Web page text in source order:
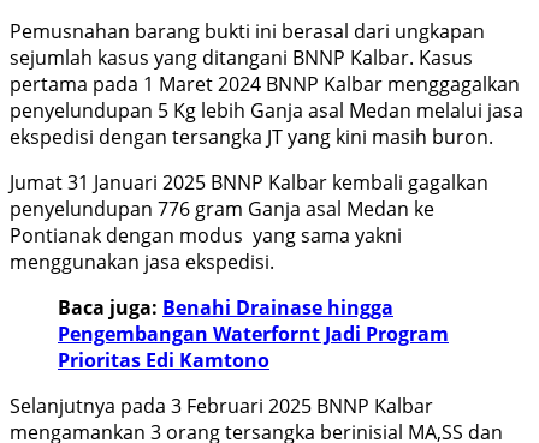
Pemusnahan barang bukti ini berasal dari ungkapan
sejumlah kasus yang ditangani BNNP Kalbar. Kasus
pertama pada 1 Maret 2024 BNNP Kalbar menggagalkan
penyelundupan 5 Kg lebih Ganja asal Medan melalui jasa
ekspedisi dengan tersangka JT yang kini masih buron.
Jumat 31 Januari 2025 BNNP Kalbar kembali gagalkan
penyelundupan 776 gram Ganja asal Medan ke
Pontianak dengan modus yang sama yakni
menggunakan jasa ekspedisi.
Baca juga: Benahi Drainase hingga
Pengembangan Waterfornt Jadi Program
Prioritas Edi Kamtono
Selanjutnya pada 3 Februari 2025 BNNP Kalbar
mengamankan 3 orang tersangka berinisial MA,SS dan